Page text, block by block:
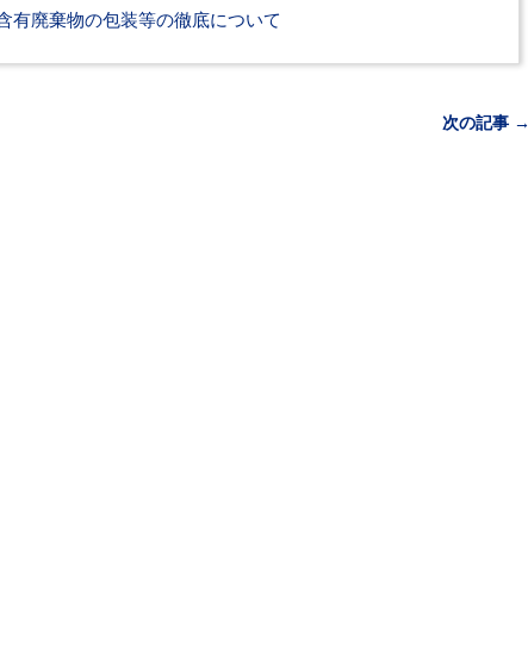
有廃棄物の包装等の徹底について
次の記事 →